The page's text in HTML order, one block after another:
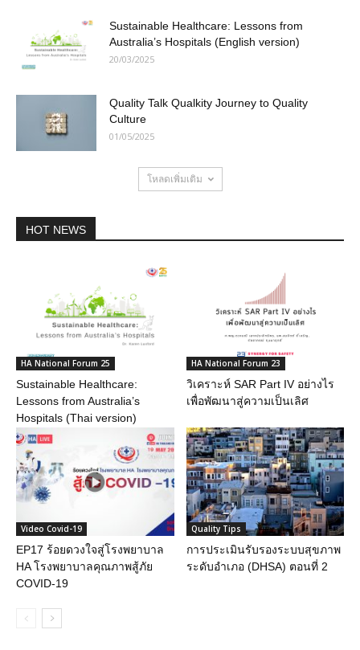
Sustainable Healthcare: Lessons from
Australia’s Hospitals (English version)
20/03/2025
Quality Talk Qualkity Journey to Quality
Culture
01/05/2025
โหลดเพิ่มเติม
HOT NEWS
HA National Forum 25
Sustainable Healthcare:
Lessons from Australia’s
Hospitals (Thai version)
HA National Forum 23
วิเคราะห์ SAR Part IV อย่างไร
เพื่อพัฒนาสู่ความเป็นเลิศ
Video Covid-19
EP17 ร้อยดวงใจสู่โรงพยาบาล
HA โรงพยาบาลคุณภาพสู้ภัย
COVID-19
Quality Tips
การประเมินรับรองระบบสุขภาพ
ระดับอำเภอ (DHSA) ตอนที่ 2